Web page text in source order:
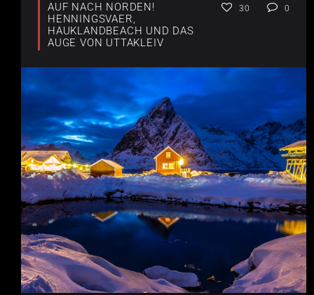
AUF NACH NORDEN!
HENNINGSVAER,
HAUKLANDBEACH UND DAS
AUGE VON UTTAKLEIV
30 0